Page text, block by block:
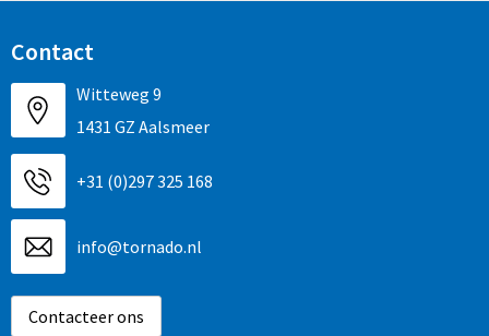
Contact
Witteweg 9
1431 GZ Aalsmeer
+31 (0)297 325 168
info@tornado.nl
Contacteer ons